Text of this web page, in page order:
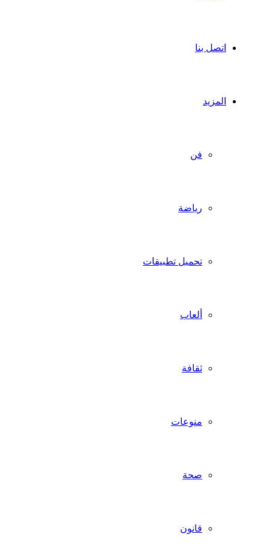
اتصل بنا
المزيد
فن
رياضة
تحميل تطبيقات
ألعاب
ثقافة
منوعات
صحة
قانون